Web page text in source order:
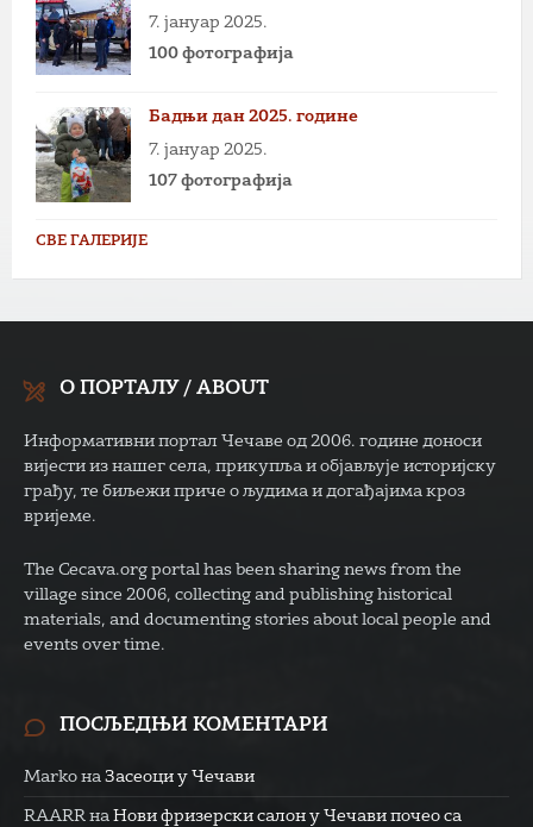
7. јануар 2025.
100 фотографија
Бадњи дан 2025. године
7. јануар 2025.
107 фотографија
СВЕ ГАЛЕРИЈЕ
О ПОРТАЛУ / ABOUT
Информативни портал Чечаве од 2006. године доноси
вијести из нашег села, прикупља и објављује историјску
грађу, те биљежи приче о људима и догађајима кроз
вријеме.
The Cecava.org portal has been sharing news from the
village since 2006, collecting and publishing historical
materials, and documenting stories about local people and
events over time.
ПОСЉЕДЊИ КОМЕНТАРИ
Marko на Засеоци у Чечави
RAARR на Нови фризерски салон у Чечави почео са